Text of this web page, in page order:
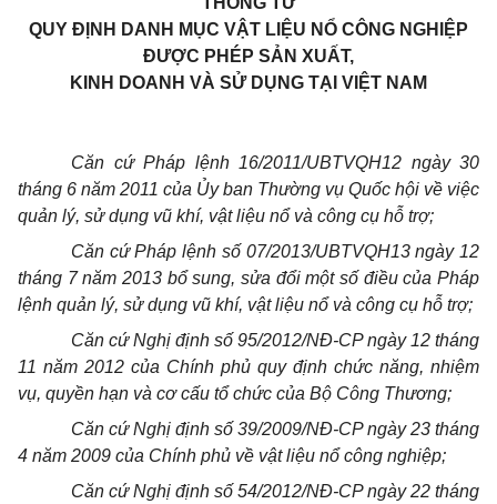
QUY ĐỊNH DANH MỤC VẬT LIỆU NỔ CÔNG NGHIỆP
ĐƯỢC PHÉP SẢN XUẤT,
KINH DOANH VÀ SỬ DỤNG TẠI VIỆT NAM
Căn cứ Pháp lệnh 16/2011/UBTVQH12 ngày 30
tháng 6 năm 2011 của Ủy ban Thường vụ Quốc hội về việc
quản lý, sử dụng vũ khí, vật liệu nổ và công cụ hỗ trợ;
Căn cứ Pháp lệnh số 07/2013/UBTVQH13 ngày 12
tháng 7 năm 2013 bổ sung, sửa đổi một số điều của Pháp
lệnh quản lý, sử dụng vũ khí, vật liệu nổ và công cụ hỗ trợ;
Căn cứ Nghị định số 95/2012/NĐ-CP ngày 12 tháng
11 năm 2012 của Chính phủ quy định chức năng, nhiệm
vụ, quyền hạn và cơ cấu tổ chức của Bộ Công Thương;
Căn cứ Nghị định số 39/2009/NĐ-CP ngày 23 tháng
4 năm 2009 của Chính phủ về vật liệu nổ công nghiệp;
Căn cứ Nghị định số 54/2012/NĐ-CP ngày 22 tháng